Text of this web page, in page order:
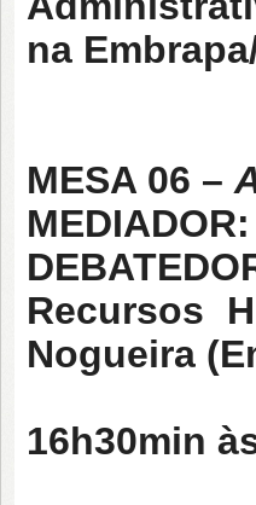
na
MESA 06 –
Recursos
Nogueira
16h30min